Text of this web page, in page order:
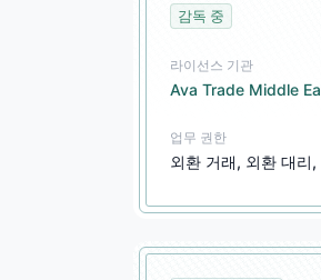
감독 중
라이선스 기관
Ava Trade Middle
업무 권한
외환 거래, 외환 대리